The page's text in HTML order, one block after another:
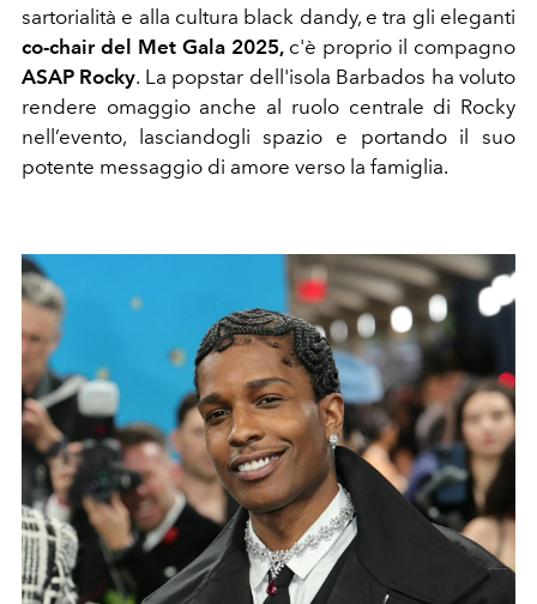
sartorialità e alla cultura black dandy, e tra gli eleganti
co-chair del Met Gala 2025,c'è proprio il compagno
ASAP Rocky. La popstar dell'isola Barbados ha voluto
rendere omaggio anche al ruolo centrale di Rocky
nell’evento, lasciandogli spazio e portando il suo
potente messaggio di amore verso la famiglia.